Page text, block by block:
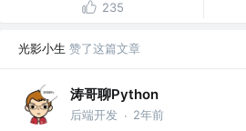
235
光影小生 赞了这篇文章
涛哥聊Python
后端开发 · 2年前